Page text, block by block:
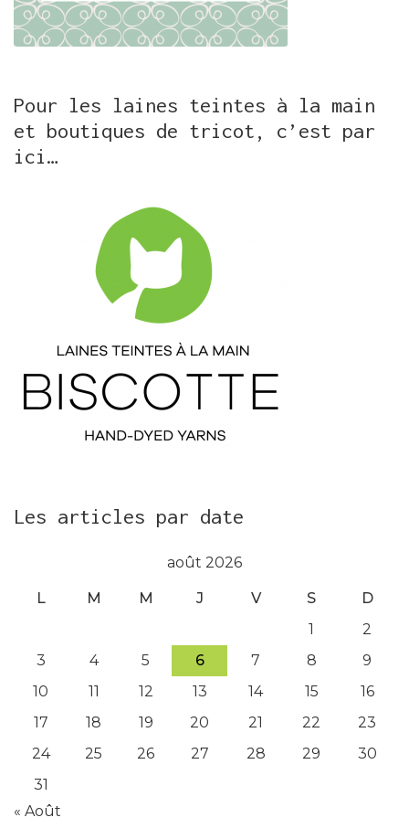
Pour les laines teintes à la main
et boutiques de tricot, c’est par
ici…
Les articles par date
août 2026
L M M J V S
D
1
2
3
4 5 6 7 8
9
10
11 12 13 14 15
16
17
18 19 20 21 22
23
24
25 26 27 28 29
30
31
« Août